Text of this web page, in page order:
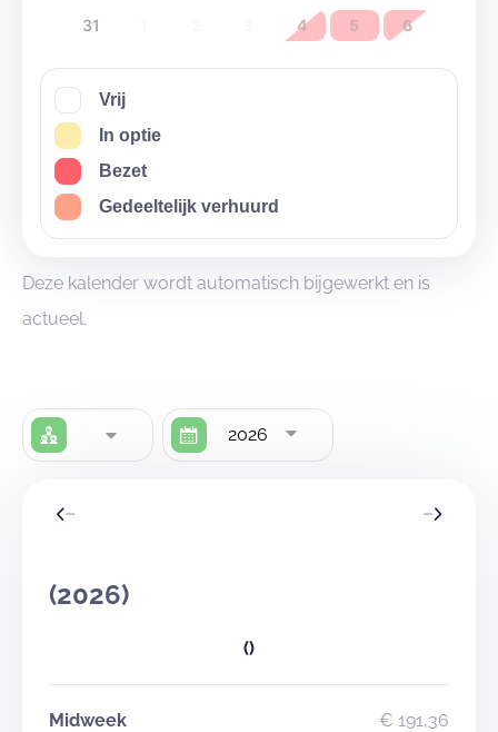
31
4 5 6
Vrij
In optie
Bezet
Gedeeltelijk verhuurd
Deze kalender wordt automatisch bijgewerkt en is
actueel.
2026
(2026)
()
Midweek € 191,36